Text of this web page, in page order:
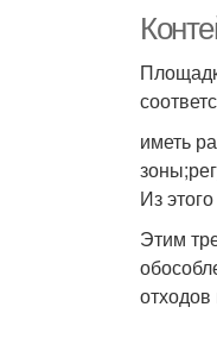
иметь
Из этого
Этим